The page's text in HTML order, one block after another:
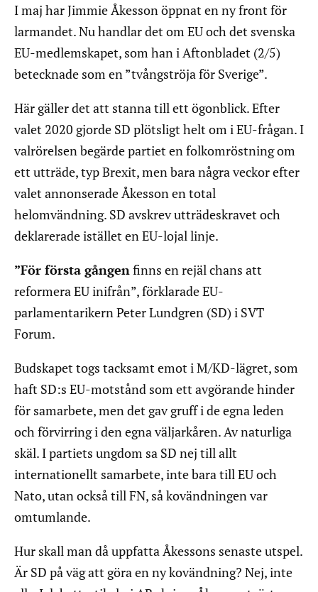
I maj har Jimmie Åkesson öppnat en ny front för
larmandet. Nu handlar det om EU och det svenska
EU-medlemskapet, som han i Aftonbladet (2/5)
betecknade som en ”tvångströja för Sverige”.
Här gäller det att stanna till ett ögonblick. Efter
valet 2020 gjorde SD plötsligt helt om i EU-frågan. I
valrörelsen begärde partiet en folkomröstning om
ett utträde, typ Brexit, men bara några veckor efter
valet annonserade Åkesson en total
helomvändning. SD avskrev utträdeskravet och
deklarerade istället en EU-lojal linje.
”För första gångenfinns en rejäl chans att
reformera EU inifrån”, förklarade EU-
parlamentarikern Peter Lundgren (SD) i SVT
Forum.
Budskapet togs tacksamt emot i M/KD-lägret, som
haft SD:s EU-motstånd som ett avgörande hinder
för samarbete, men det gav gruff i de egna leden
och förvirring i den egna väljarkåren. Av naturliga
skäl. I partiets ungdom sa SD nej till allt
internationellt samarbete, inte bara till EU och
Nato, utan också till FN, så kovändningen var
omtumlande.
Hur skall man då uppfatta Åkessons senaste utspel.
Är SD på väg att göra en ny kovändning? Nej, inte